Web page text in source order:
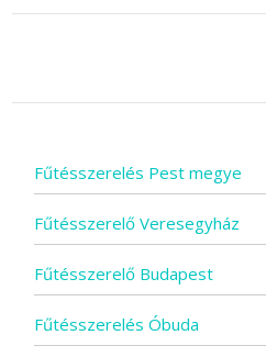
Fűtésszerelés Pest megye
Fűtésszerelő Veresegyház
Fűtésszerelő Budapest
Fűtésszerelés Óbuda